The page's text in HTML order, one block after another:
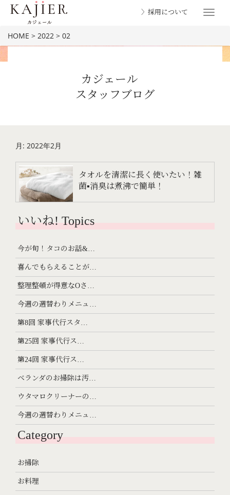
Toggle
〉採用について
HOME > 2022 > 02
カジェール
スタッフブログ
月: 2022年2月
タオルを清潔に長く使いたい！雑
菌▪消臭は煮沸で簡単！
いいね! Topics
今が旬！タコのお話&…
喜んでもらえることが…
整理整頓が得意なOさ…
今週の週替わりメニュ…
第8回 家事代行スタ…
第25回 家事代行ス…
第24回 家事代行ス…
ベランダのお掃除は汚…
ウタマロクリーナーの…
今週の週替わりメニュ…
Category
お掃除
お料理